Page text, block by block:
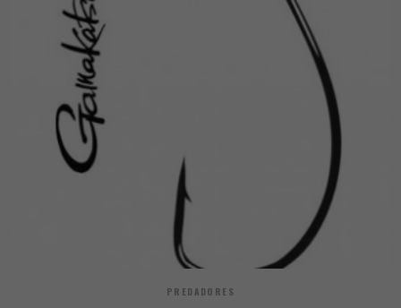
PREDADORES